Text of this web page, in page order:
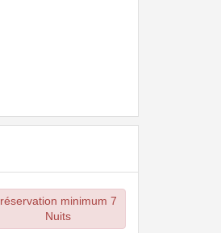
réservation minimum 7
Nuits